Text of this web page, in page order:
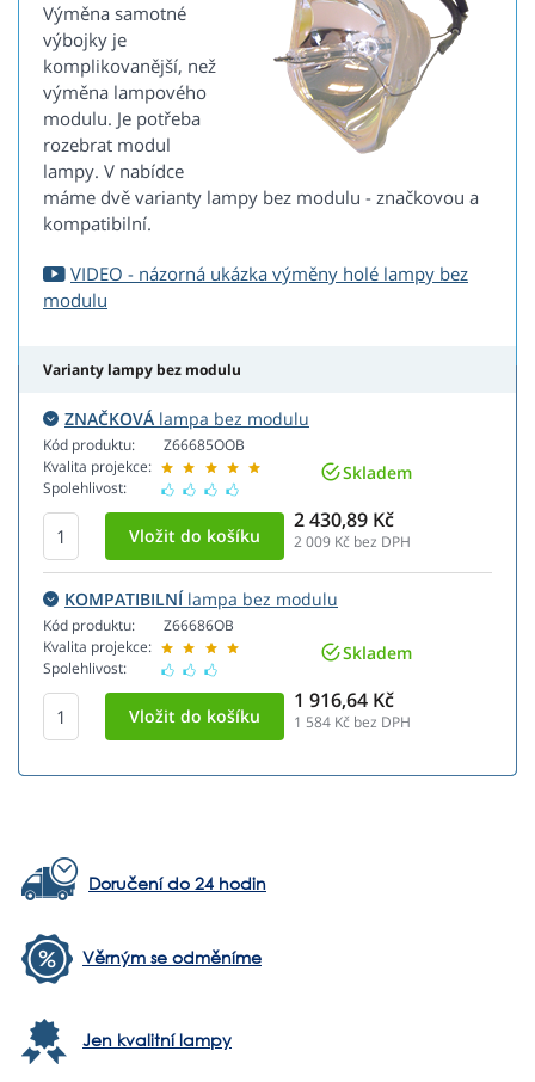
Výměna samotné
výbojky je
komplikovanější, než
výměna lampového
modulu. Je potřeba
rozebrat modul
lampy. V nabídce
máme dvě varianty lampy bez modulu - značkovou a
kompatibilní.
VIDEO - názorná ukázka výměny holé lampy bez
modulu
Varianty lampy bez modulu
ZNAČKOVÁ lampa bez modulu
Kód produktu:
Kvalita projekce:
Spolehlivost:
Z66685OOB
Skladem
2 430,89 Kč
2 009 Kč bez DPH
KOMPATIBILNÍlampa bez modulu
Kód produktu:
Kvalita projekce:
Spolehlivost:
Z66686OB
Skladem
1 916,64 Kč
1 584 Kč bez DPH
Doručení do 24 hodin
Věrným se odměníme
Jen kvalitní lampy